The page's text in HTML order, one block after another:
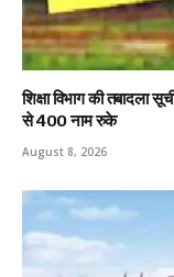
शिक्षा विभाग की तबादला
से 400 नाम रुके
August 8, 2026